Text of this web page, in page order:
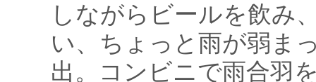
しながらビールを飲み
い、ちょっと雨が弱ま
出。コンビニで雨合羽